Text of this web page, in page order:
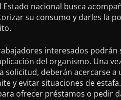
nacional busca
su consumo y darles la
interesados podrán
del organismo. Una
solicitud, deberán acercarse a
y evitar situaciones de
ofrecer préstamos o pedir